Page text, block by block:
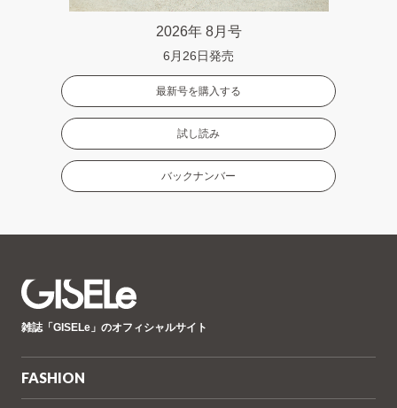
2026年 8月号
6月26日発売
最新号を購入する
試し読み
バックナンバー
ゼ
雑誌「GISELe」のオフィシャルサイト
FASHION